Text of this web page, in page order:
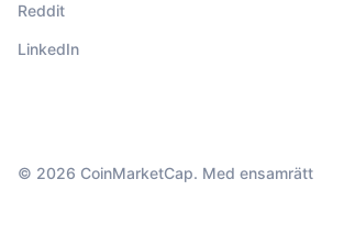
Reddit
LinkedIn
© 2026 CoinMarketCap. Med ensamrätt